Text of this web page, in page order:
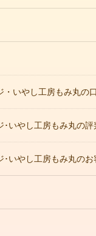
・いやし工房もみ丸の
･いやし工房もみ丸の評
･いやし工房もみ丸の